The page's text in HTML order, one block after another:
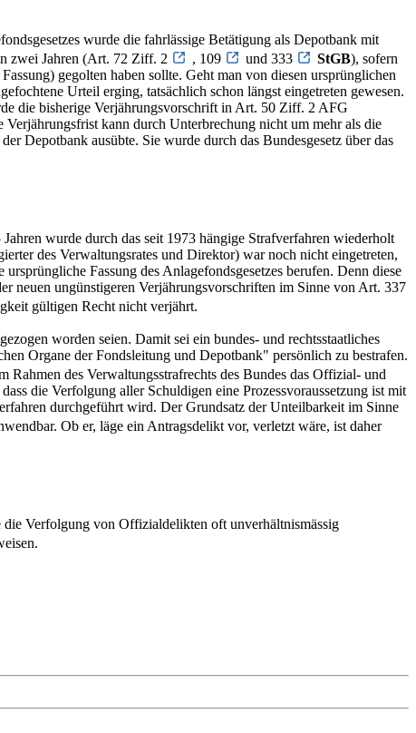
wurde die fahrlässige Betätigung als Depotbank mit
zwei Jahren (Art. 72 Ziff. 2
, 109 und 333 StGB), sofern
gegolten haben sollte. Geht man von diesen ursprünglichen
Urteil erging, tatsächlich schon längst eingetreten gewesen.
die bisherige Verjährungsvorschrift in Art. 50 Ziff. 2 AFG
kann durch Unterbrechung nicht um mehr als die
Depotbank ausübte. Sie wurde durch das Bundesgesetz über das
wurde durch das seit 1973 hängige Strafverfahren wiederholt
des Verwaltungsrates und Direktor) war noch nicht eingetreten,
Fassung des Anlagefondsgesetzes berufen. Denn diese
neuen ungünstigeren Verjährungsvorschriften im Sinne von Art. 337
gültigen Recht nicht verjährt.
worden seien. Damit sei ein bundes- und rechtsstaatliches
Organe der Fondsleitung und Depotbank" persönlich zu bestrafen.
des Verwaltungsstrafrechts des Bundes das Offizial- und
die Verfolgung aller Schuldigen eine Prozessvoraussetzung ist mit
durchgeführt wird. Der Grundsatz der Unteilbarkeit im Sinne
Ob er, läge ein Antragsdelikt vor, verletzt wäre, ist daher
die Verfolgung von Offizialdelikten oft unverhältnismässig